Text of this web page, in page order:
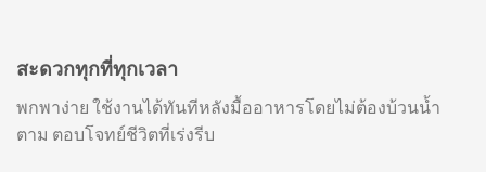
สะดวกทุกที่ทุกเวลา
พกพาง่าย ใช้งานได้ทันทีหลังมื้ออาหารโดยไม่ต้องบ้วนน้ำ
ตาม ตอบโจทย์ชีวิตที่เร่งรีบ